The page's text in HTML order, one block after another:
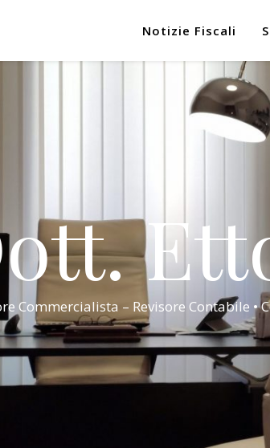
Notizie Fiscali
Commercialista – Revisore Contabile •